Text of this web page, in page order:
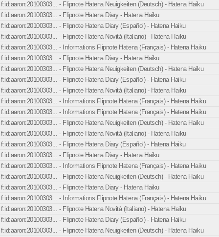
f:id:aaron:20100303... - Flipnote Hatena Neuigkeiten (Deutsch) - Hatena Haiku
f:id:aaron:20100303... - Flipnote Hatena Diary - Hatena Haiku
f:id:aaron:20100303... - Flipnote Hatena Diary (Español) - Hatena Haiku
f:id:aaron:20100303... - Flipnote Hatena Novità (Italiano) - Hatena Haiku
f:id:aaron:20100303... - Informations Flipnote Hatena (Français) - Hatena Haiku
f:id:aaron:20100303... - Flipnote Hatena Diary - Hatena Haiku
f:id:aaron:20100303... - Flipnote Hatena Neuigkeiten (Deutsch) - Hatena Haiku
f:id:aaron:20100303... - Flipnote Hatena Diary (Español) - Hatena Haiku
f:id:aaron:20100303... - Flipnote Hatena Novità (Italiano) - Hatena Haiku
f:id:aaron:20100303... - Informations Flipnote Hatena (Français) - Hatena Haiku
f:id:aaron:20100303... - Informations Flipnote Hatena (Français) - Hatena Haiku
f:id:aaron:20100303... - Flipnote Hatena Neuigkeiten (Deutsch) - Hatena Haiku
f:id:aaron:20100303... - Flipnote Hatena Novità (Italiano) - Hatena Haiku
f:id:aaron:20100303... - Flipnote Hatena Diary (Español) - Hatena Haiku
f:id:aaron:20100303... - Flipnote Hatena Diary - Hatena Haiku
f:id:aaron:20100303... - Informations Flipnote Hatena (Français) - Hatena Haiku
f:id:aaron:20100303... - Flipnote Hatena Neuigkeiten (Deutsch) - Hatena Haiku
f:id:aaron:20100303... - Flipnote Hatena Diary - Hatena Haiku
f:id:aaron:20100303... - Informations Flipnote Hatena (Français) - Hatena Haiku
f:id:aaron:20100303... - Flipnote Hatena Novità (Italiano) - Hatena Haiku
f:id:aaron:20100303... - Flipnote Hatena Diary (Español) - Hatena Haiku
f:id:aaron:20100303... - Flipnote Hatena Neuigkeiten (Deutsch) - Hatena Haiku